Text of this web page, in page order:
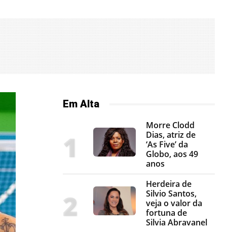
Em Alta
Morre Clodd
Dias, atriz de
‘As Five’ da
Globo, aos 49
anos
Herdeira de
Silvio Santos,
veja o valor da
fortuna de
Silvia Abravanel